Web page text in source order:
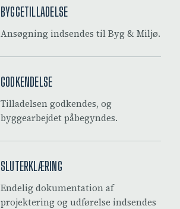
BYGGETILLADELSE
Ansøgning indsendes til Byg & Miljø.
GODKENDELSE
Tilladelsen godkendes, og
byggearbejdet påbegyndes.
SLUTERKLÆRING
Endelig dokumentation af
projektering og udførelse indsendes